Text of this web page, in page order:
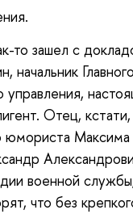
то зашел с
начальник Главного
управления,
Отец, кстати,
юмориста Максима
военной
что без